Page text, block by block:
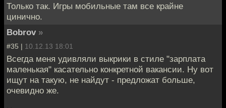
Только так. Игры мобильные там все крайне
цинично.
Bobrov »
#35 | 10.12.13 18:01
Всегда меня удивляли выкрики в стиле "зарплата
маленькая" касательно конкретной вакансии. Ну вот
ищут на такую, не найдут - предложат больше,
очевидно же.